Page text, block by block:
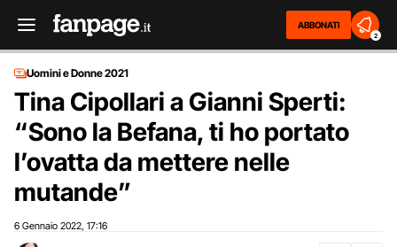
ABBONATI
2
Uomini e Donne 2021
Tina Cipollari a Gianni Sperti:
“Sono la Befana, ti ho portato
l’ovatta da mettere nelle
mutande”
6 Gennaio 2022 17:16